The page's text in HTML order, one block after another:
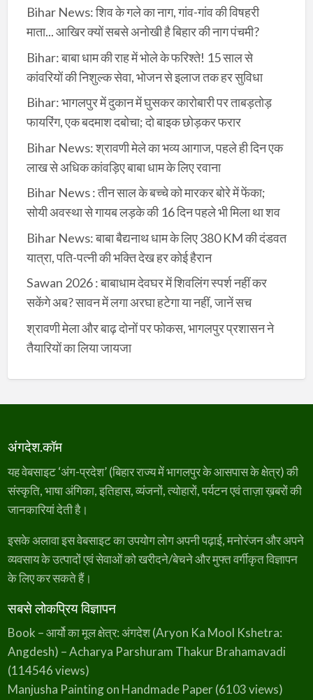
Bihar News: शिव के गले का नाग, गांव-गांव की विषहरी
माता... आखिर क्यों सबसे अनोखी है बिहार की नाग पंचमी?
Bihar: बाबा धाम की राह में भोले के फरिश्ते! 15 साल से
कांवरियों की निशुल्क सेवा, भोजन से इलाज तक हर सुविधा
Bihar: भागलपुर में दुकान में घुसकर कारोबारी पर ताबड़तोड़
फायरिंग, एक बदमाश दबोचा; दो बाइक छोड़कर फरार
Bihar News: श्रावणी मेले का भव्य आगाज, पहले ही दिन एक
लाख से अधिक कांवड़िए बाबा धाम के लिए रवाना
Bihar News : तीन साल के बच्चे को मारकर बोरे में फेंका;
सोयी अवस्था से गायब लड़के की 16 दिन पहले भी मिला था शव
Bihar News: बाबा बैद्यनाथ धाम के लिए 380 KM की दंडवत
यात्रा, पति-पत्नी की भक्ति देख हर कोई हैरान
Sawan 2026 : बाबाधाम देवघर में शिवलिंग स्पर्श नहीं कर
सकेंगे अब? सावन में लगा अरघा हटेगा या नहीं, जानें सच
श्रावणी मेला और बाढ़ दोनों पर फोकस, भागलपुर प्रशासन ने
तैयारियों का लिया जायजा
अंगदेश.कॉम
यह वेबसाइट ‘अंग-प्रदेश’ (बिहार राज्य में भागलपुर के आसपास के क्षेत्र) की
संस्कृति, भाषा अंगिका, इतिहास, व्यंजनों, त्योहारों, पर्यटन एवं ताज़ा ख़बरों की
जानकारियां देती है।
इसके अलावा इस वेबसाइट का उपयोग लोग अपनी पढ़ाई, मनोरंजन और अपने
व्यवसाय के उत्पादों एवं सेवाओं को खरीदने/बेचने और मुफ्त वर्गीकृत विज्ञापन
के लिए कर सकते हैं।
सबसे लोकप्रिय विज्ञापन
Book – आर्यो का मूल क्षेत्र: अंगदेश (Aryon Ka Mool Kshetra:
Angdesh) – Acharya Parshuram Thakur Brahamavadi
(114546 views)
Manjusha Painting on Handmade Paper(6103 views)